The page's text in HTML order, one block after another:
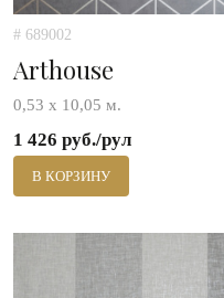
# 689002
Arthouse
0,53 х 10,05 м.
1 426 руб./рул
В КОРЗИНУ